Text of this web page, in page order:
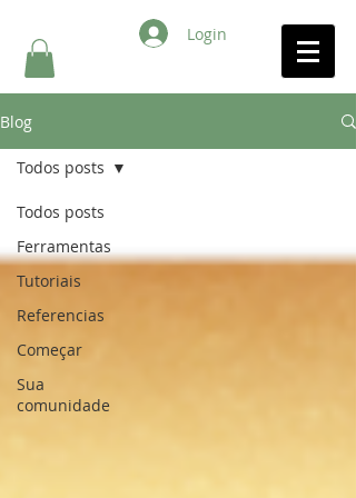
Login
Blog
Todos posts
Ferramentas
Tutoriais
Referencias
Começar
Sua
comunidade
Todos posts